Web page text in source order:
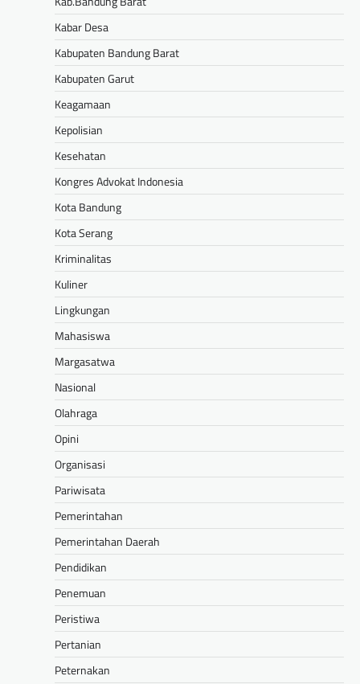
Kabar Desa
Kabupaten Bandung Barat
Kabupaten Garut
Keagamaan
Kepolisian
Kesehatan
Kongres Advokat Indonesia
Kota Bandung
Kota Serang
Kriminalitas
Kuliner
Lingkungan
Mahasiswa
Margasatwa
Nasional
Olahraga
Opini
Organisasi
Pariwisata
Pemerintahan
Pemerintahan Daerah
Pendidikan
Penemuan
Peristiwa
Pertanian
Peternakan